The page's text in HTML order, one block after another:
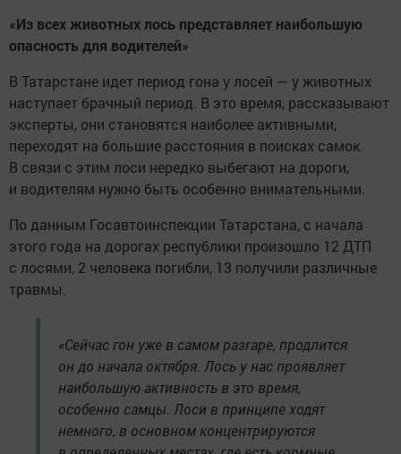
«Из всех животных лось представляет наибольшую
опасность для водителей»
В Татарстане идет период гона у лосей — у животных
наступает брачный период. В это время, рассказывают
эксперты, они становятся наиболее активными,
переходят на большие расстояния в поисках самок.
В связи с этим лоси нередко выбегают на дороги,
и водителям нужно быть особенно внимательными.
По данным Госавтоинспекции Татарстана, с начала
этого года на дорогах республики произошло 12 ДТП
с лосями, 2 человека погибли, 13 получили различные
травмы.
«Сейчас гон уже в самом разгаре, продлится
он до начала октября. Лось у нас проявляет
наибольшую активность в это время,
особенно самцы. Лоси в принципе ходят
немного, в основном концентрируются